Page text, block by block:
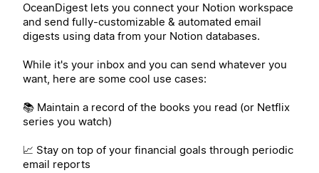
OceanDigest lets you connect your Notion workspace
and send fully-customizable & automated email
digests using data from your Notion databases.
While it's your inbox and you can send whatever you
want, here are some cool use cases:
📚 Maintain a record of the books you read (or Netflix
series you watch)
📈 Stay on top of your financial goals through periodic
email reports